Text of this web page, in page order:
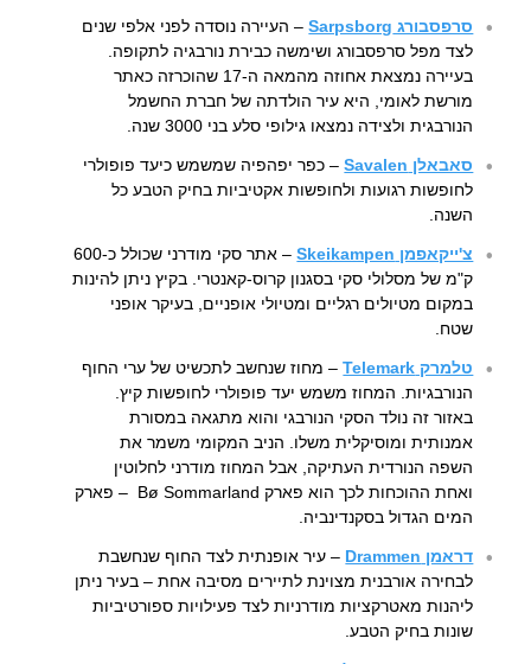
סרפסבורג Sarpsborg
– העיירה נוסדה לפני אלפי שנים
לצד מפל סרפסבורג ושימשה כבירת נורבגיה לתקופה.
בעיירה נמצאת אחוזה מהמאה ה-17 שהוכרזה כאתר
מורשת לאומי, היא עיר הולדתה של חברת החשמל
הנורבגית ולצידה נמצאו גילופי סלע בני 3000 שנה.
סאבאלן Savalen
– כפר יפהפיה שמשמש כיעד פופולרי
לחופשות רגועות ולחופשות אקטיביות בחיק הטבע כל
השנה.
צ'ייקאפמן Skeikampen
– אתר סקי מודרני שכולל כ-600
ק"מ של מסלולי סקי בסגנון קרוס-קאנטרי. בקיץ ניתן להינות
במקום מטיולים רגליים ומטיולי אופניים, בעיקר אופני
שטח.
טלמרק Telemark
– מחוז שנחשב לתכשיט של ערי החוף
הנורבגיות. המחוז משמש יעד פופולרי לחופשות קיץ.
באזור זה נולד הסקי הנורבגי והוא מתגאה במסורת
אמנותית ומוסיקלית משלו. הניב המקומי משמר את
השפה הנורדית העתיקה, אבל המחוז מודרני לחלוטין
ואחת ההוכחות לכך הוא פארק Bø Sommarland – פארק
המים הגדול בסקנדינביה.
דראמן Drammen
– עיר אופנתית לצד החוף שנחשבת
לבחירה אורבנית מצוינת לתיירים מסיבה אחת – בעיר ניתן
ליהנות מאטרקציות מודרניות לצד פעילויות ספורטיביות
שונות בחיק הטבע.